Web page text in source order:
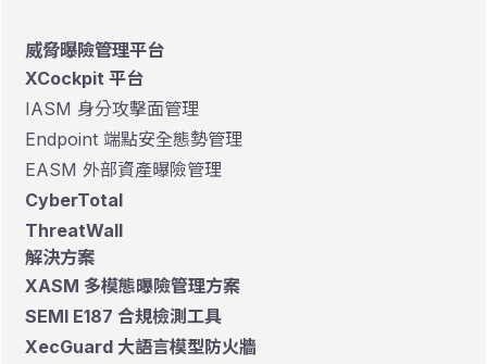
威脅曝險管理平台
XCockpit 平台
IASM 身分攻擊面管理
Endpoint 端點安全態勢管理
EASM 外部資產曝險管理
CyberTotal
ThreatWall
解決方案
XASM 多模態曝險管理方案
SEMI E187 合規檢測工具
XecGuard 大語言模型防火牆